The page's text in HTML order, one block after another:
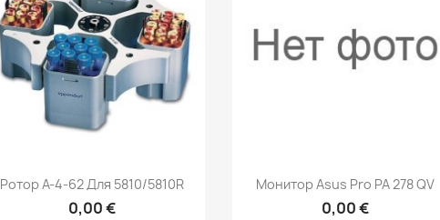
Быстрый просмотр
Ротор A-4-62 Для 5810/5810R
0,00 €
Быстрый просмотр
Монитор Asus Pro PA 278 QV
0,00 €